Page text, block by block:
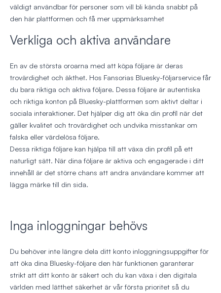
väldigt användbar för personer som vill bli kända snabbt på
den här plattformen och få mer uppmärksamhet
Verkliga och aktiva användare
En av de största oroarna med att köpa följare är deras
trovärdighet och äkthet. Hos Fansorias Bluesky-följarservice får
du bara riktiga och aktiva följare. Dessa följare är autentiska
och riktiga konton på Bluesky-plattformen som aktivt deltar i
sociala interaktioner. Det hjälper dig att öka din profil när det
gäller kvalitet och trovärdighet och undvika misstankar om
falska eller värdelösa följare.
Dessa riktiga följare kan hjälpa till att växa din profil på ett
naturligt sätt. När dina följare är aktiva och engagerade i ditt
innehåll är det större chans att andra användare kommer att
lägga märke till din sida.
Inga inloggningar behövs
Du behöver inte längre dela ditt konto inloggningsuppgifter för
att öka dina Bluesky-följare den här funktionen garanterar
strikt att ditt konto är säkert och du kan växa i den digitala
världen med lätthet säkerhet är vår första prioritet så du